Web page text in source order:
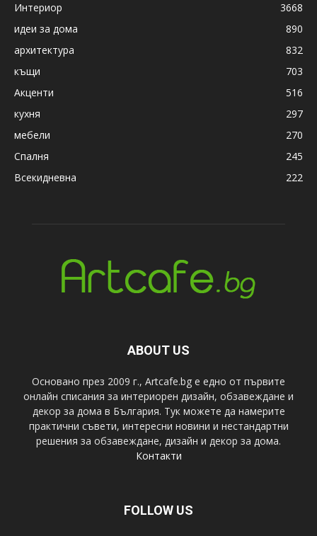
Интериор
3668
идеи за дома
890
архитектура
832
къщи
703
Акценти
516
кухня
297
мебели
270
Спалня
245
Всекидневна
222
ABOUT US
Основано през 2009 г., Artcafe.bg е едно от първите
онлайн списания за интериорен дизайн, обзавеждане и
декор за дома в България. Тук можете да намерите
практични съвети, интересни новини и нестандартни
решения за обзавеждане, дизайн и декор за дома.
Контакти
FOLLOW US